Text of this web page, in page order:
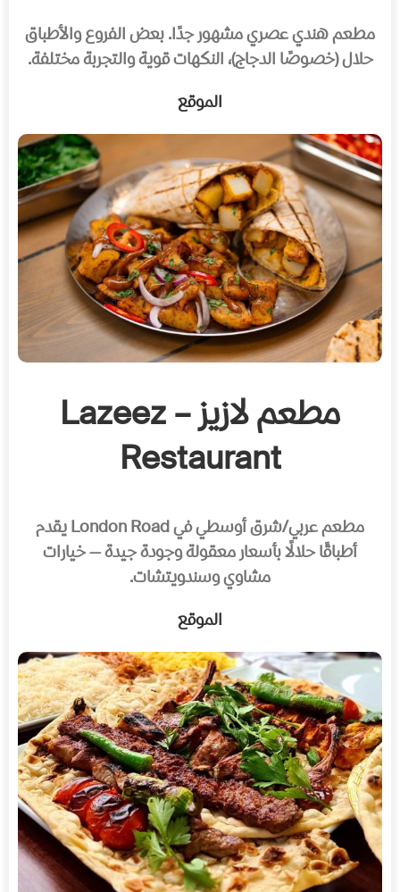
مطعم هندي عصري مشهور جدًا. بعض الفروع والأطباق
حلال (خصوصًا الدجاج)، النكهات قوية والتجربة مختلفة.
الموقع
مطعم لازيز – Lazeez
Restaurant
مطعم عربي/شرق أوسطي في London Road يقدم
أطباقًا حلالًا بأسعار معقولة وجودة جيدة — خيارات
مشاوي وسندويتشات.
الموقع